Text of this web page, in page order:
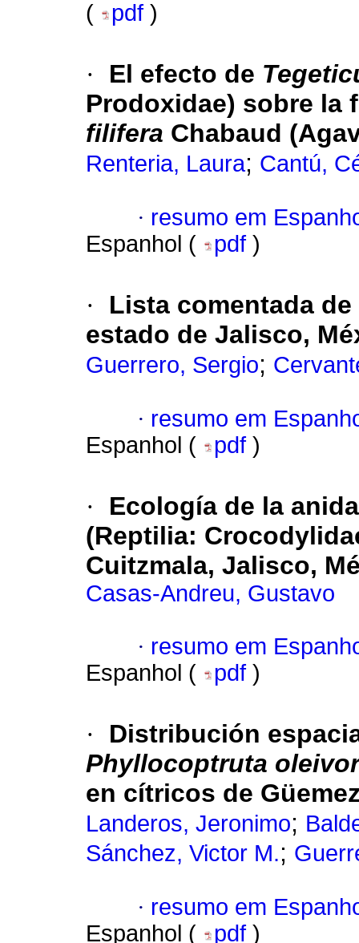
(
pdf )
· El efecto de
Prodoxidae) sobre
filifera Chabaud
Renteria, Laura; Cantú,
· resumo em
Espanhol (
pdf )
·
Lista comentada
estado de Jalisco,
Guerrero, Sergio;
· resumo em
Espanhol (
pdf )
·
Ecología de la
(Reptilia:
Cuitzmala, Jalisco,
Casas-Andreu, Gustavo
· resumo em
Espanhol (
pdf )
·
Distribución
Phyllocoptruta
en cítricos de
Landeros, Jeronimo;
Sánchez, Victor M.;
· resumo em
Espanhol (
pdf )